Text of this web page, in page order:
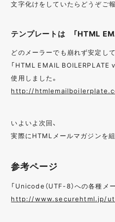
文字化けをしていたらどうぞご
テンプレートは 「HTML
どのメーラーでも崩れず安定し
「HTML EMAIL BOILERPLATE
使用しました。
http://
いよいよ次回、
実際にHTMLメールマガジンを組
参考ページ
「Unicode（UTF-8）への各種メ
http://www.securehtml.jp/